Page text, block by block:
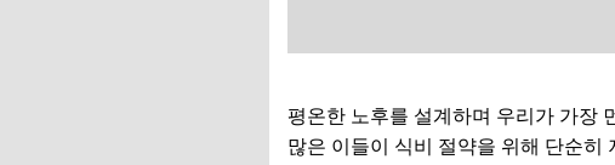
평온한 노후를 설계하며 우리가 가장
많은 이들이 식비 절약을 위해 단순히